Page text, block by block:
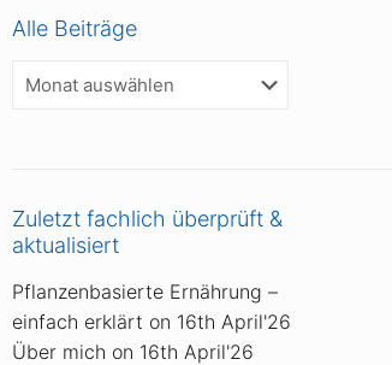
Alle Beiträge
Alle
Zuletzt fachlich überprüft &
aktualisiert
Pflanzenbasierte Ernährung –
einfach erklärt on 16th April'26
Über mich on 16th April'26